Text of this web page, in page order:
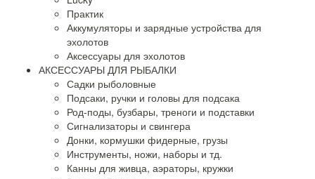
Практик
Аккумуляторы и зарядные устройства для
эхолотов
Аксессуары для эхолотов
АКСЕССУАРЫ ДЛЯ РЫБАЛКИ
Садки рыболовные
Подсаки, ручки и головы для подсака
Род-поды, бузбары, треноги и подставки
Сигнализаторы и свингера
Донки, кормушки фидерные, грузы
Инструменты, ножи, наборы и тд.
Канны для живца, аэраторы, кружки